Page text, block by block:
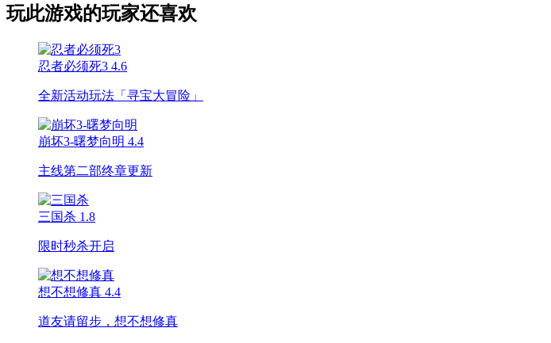
玩此游戏的玩家还喜欢
忍者必须死3 4.6
全新活动玩法「寻宝大冒险」
崩坏3-曙梦向明 4.4
主线第二部终章更新
三国杀 1.8
限时秒杀开启
想不想修真 4.4
道友请留步，想不想修真